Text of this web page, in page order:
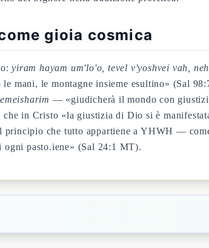
gioia cosmica
yiram hayam um'lo'o, tevel v'yoshvei vah,
mani, le montagne insieme esultino» (Sal
— «giudicherà il mondo con
che in Cristo «la giustizia di Dio si è
che tutto appartiene a YHWH —
ogni pasto.iene» (Sal 24:1 MT).